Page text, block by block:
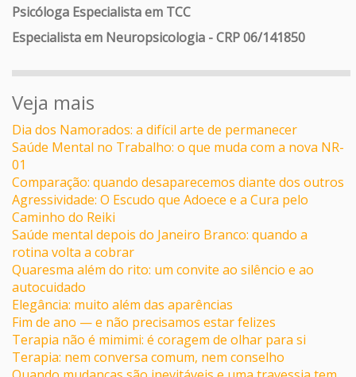
Psicóloga Especialista em TCC
Especialista em Neuropsicologia - CRP 06/141850
Veja mais
Dia dos Namorados: a difícil arte de permanecer
Saúde Mental no Trabalho: o que muda com a nova NR-
01
Comparação: quando desaparecemos diante dos outros
Agressividade: O Escudo que Adoece e a Cura pelo
Caminho do Reiki
Saúde mental depois do Janeiro Branco: quando a
rotina volta a cobrar
Quaresma além do rito: um convite ao silêncio e ao
autocuidado
Elegância: muito além das aparências
Fim de ano — e não precisamos estar felizes
Terapia não é mimimi: é coragem de olhar para si
Terapia: nem conversa comum, nem conselho